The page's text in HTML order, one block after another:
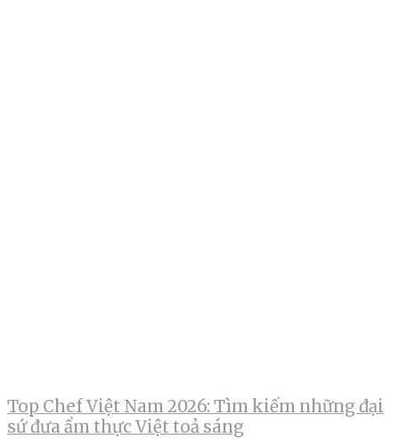
Top Chef Việt Nam 2026: Tìm kiếm những đại
sứ đưa ẩm thực Việt toả sáng